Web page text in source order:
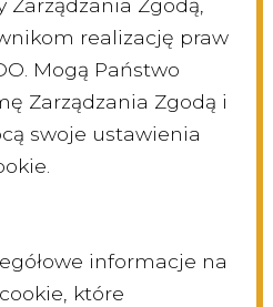
Zarządzania Zgodą,
realizację praw
Mogą Państwo
Zarządzania Zgodą i
swoje ustawienia
informacje na
które